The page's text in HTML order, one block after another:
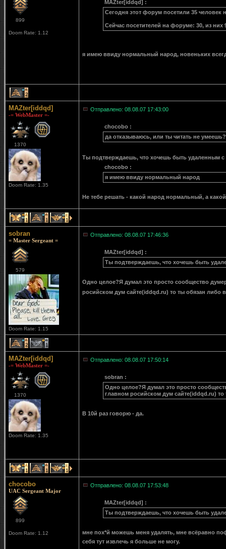
899
Doom Rate: 1.12
MAZter[iddqd] :
Сегодня этот форум посетили 35 человек
Сейчас посетителей на форуме: 30, из них
я имею ввиду нормальный народ, новеньких
2
MAZter[iddqd]
-= WebMaster =-
1370
Doom Rate: 1.35
Отправлено: 08.08.07 17:43:00
chocobo :
да отказываюсь, или ты читать не умеешь?
Ты подтверждаешь, что хочешь быть удаленным
chocobo :
я имею ввиду нормальный народ
Не тебе решать - какой народ нормальный, а
1 1 1
sobran
= Master Sergeant =
579
Doom Rate: 1.15
Отправлено: 08.08.07 17:46:36
MAZter[iddqd] :
Ты подтверждаешь, что хочешь быть
Одно целое?Я думал это просто сообщество
росийском дум сайте(iddqd.ru) то ты обязан
2 1
MAZter[iddqd]
-= WebMaster =-
1370
Doom Rate: 1.35
Отправлено: 08.08.07 17:50:14
sobran :
Одно целое?Я думал это просто
главном росийском дум сайте(iddqd.ru)
В 10й раз говорю - да.
1 1 1
chocobo
UAC Sergeant Major
899
Doom Rate: 1.12
Отправлено: 08.08.07 17:53:48
MAZter[iddqd] :
Ты подтверждаешь, что хочешь быть
мне пох*й можешь меня удалять, мне всёравно
себя тут извлечь я больше не могу.